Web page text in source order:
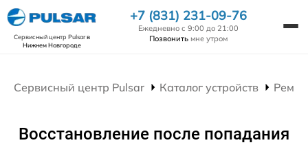
Сервисный центр Pulsarв
Нижнем Новгороде
+7 (831) 231-09-76
Ежедневно с 9:00 до 21:00
Позвонить мне утром
Сервисный центр Pulsar Каталог устройств
Восстановление после попадания